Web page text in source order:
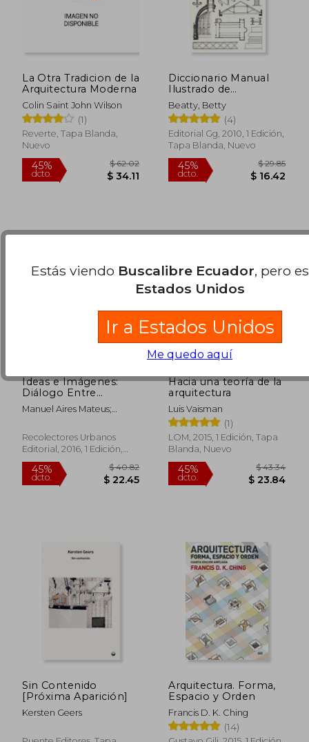
45%
dcto.
45%
dcto.
45%
dcto.
$ 74.00
$ 40.70
45%
dcto. $
La Otra Tradicion de la
Arquitectura Moderna
Colin Saint John Wilson
(1)
Reverte, Tapa Blanda,
Nuevo
Diccionario Manual
Ilustrado de
Arquitectura
Beatty, Betty
(4)
Editorial Gg, 2010, 1 Edición,
Tapa Blanda, Nuevo
Ideas e Imágenes:
Diálogo Entre
Arquitectura y
Fotografía. Manuel
(Colección Diálogos
[Dlg])
Manuel Aires Mateus;
Recolectores Urbanos
Editorial, 2016, 1 Edición,
Tapa Blanda, Nuevo
Hacia una teoría de la
arquitectura
Luis Vaisman
(1)
LOM, 2015, 1 Edición, Tapa
Blanda, Nuevo
Sin Contenido
[Próxima Aparición]
Kersten Geers
Arquitectura. Forma,
Espacio y Orden
Francis D. K. Ching
(14)
Estás viendo Buscalibre Ecuador, pero
Estados Unidos
Ir a Estados Unidos
Me quedo aquí